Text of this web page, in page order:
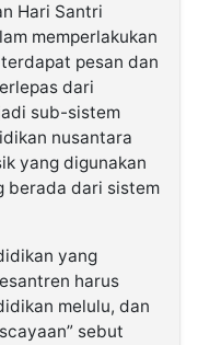
Hari Santri
memperlakukan
pesan dan
dari
sub-sistem
nusantara
yang digunakan
berada dari sistem
yang
harus
melulu, dan
sebut